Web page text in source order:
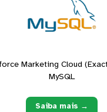
Marketing Cloud
MySQL
Saiba mais →